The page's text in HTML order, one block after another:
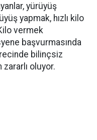
yürüyüş
yapmak, hızlı kilo
vermek
başvurmasında
bilinçsiz
zararlı oluyor.